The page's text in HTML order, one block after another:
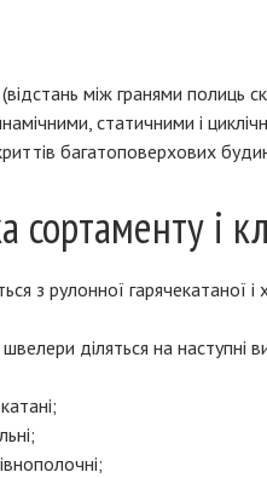
між гранями полиць
статичними і
багатоповерхових
сортаменту і
з рулонної гарячекатаної і
діляться на наступні